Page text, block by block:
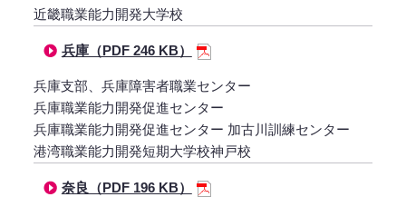
近畿職業能力開発大学校
兵庫（PDF 246 KB）
兵庫支部、兵庫障害者職業センター
兵庫職業能力開発促進センター
兵庫職業能力開発促進センター 加古川訓練センター
港湾職業能力開発短期大学校神戸校
奈良（PDF 196 KB）